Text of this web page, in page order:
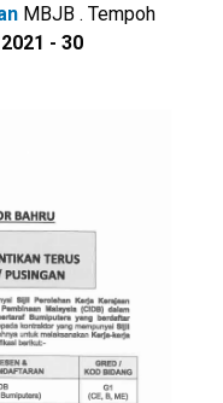
MBJB . Tempoh
- 30